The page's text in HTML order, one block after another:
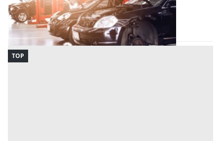
Bagheria (Palermo)
Codice asta:ce64d550
15/09/2026
TOP